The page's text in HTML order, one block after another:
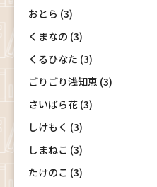
おとら (3)
くまなの (3)
くるひなた (3)
ごりごり浅知恵 (3)
さいばら花 (3)
しけもく (3)
しまねこ (3)
たけのこ (3)